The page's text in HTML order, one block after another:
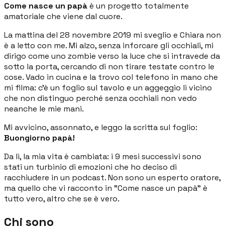
Come nasce un papàè un progetto totalmente
amatoriale che viene dal cuore.
La mattina del 28 novembre 2019 mi sveglio e Chiara non
è a letto con me. Mi alzo, senza inforcare gli occhiali, mi
dirigo come uno zombie verso la luce che si intravede da
sotto la porta, cercando di non tirare testate contro le
cose. Vado in cucina e la trovo col telefono in mano che
mi filma: c'è un foglio sul tavolo e un aggeggio lì vicino
che non distinguo perché senza occhiali non vedo
neanche le mie mani.
Mi avvicino, assonnato, e leggo la scritta sul foglio:
Buongiorno papà!
Da lì, la mia vita è cambiata: i 9 mesi successivi sono
stati un turbinio di emozioni che ho deciso di
racchiudere in un podcast. Non sono un esperto oratore,
ma quello che vi racconto in "Come nasce un papà" è
tutto vero, altro che se è vero.
Chi sono